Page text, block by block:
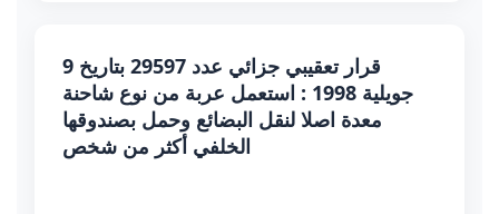
قرار تعقيبي جزائي عدد 29597 بتاريخ 9
جويلية 1998 : استعمل عربة من نوع شاحنة
معدة اصلا لنقل البضائع وحمل بصندوقها
الخلفي أكثر من شخص